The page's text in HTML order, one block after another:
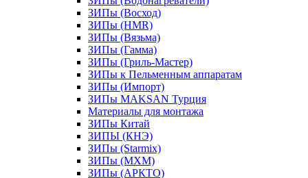
ЗИПы (Восход)
ЗИПы (HMR)
ЗИПы (Вязьма)
ЗИПы (Гамма)
ЗИПы (Гриль-Мастер)
ЗИПы к Пельменным аппаратам
ЗИПы (Импорт)
ЗИПы MAKSAN Турция
Материалы для монтажа
ЗИПы Китай
ЗИПЫ (КНЭ)
ЗИПы (Starmix)
ЗИПы (МХМ)
ЗИПы (АРКТО)